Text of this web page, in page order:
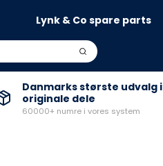
Lynk & Co spare parts
Danmarks største udvalg i
originale dele
60000+ numre i vores system